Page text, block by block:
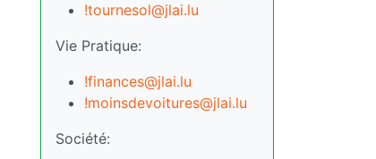
!tournesol@jlai.lu
Vie Pratique:
!finances@jlai.lu
!moinsdevoitures@jlai.lu
Société: